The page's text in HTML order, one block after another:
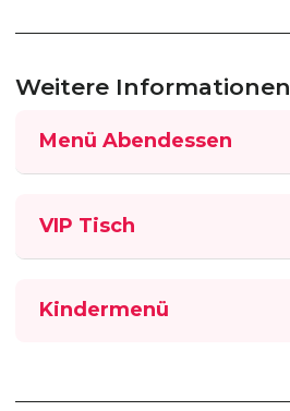
Weitere Informationen
Menü Abendessen
VIP Tisch
Kindermenü